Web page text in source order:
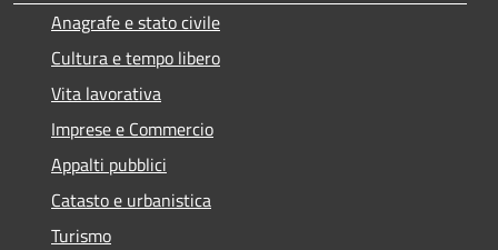
Anagrafe e stato civile
Cultura e tempo libero
Vita lavorativa
Imprese e Commercio
Appalti pubblici
Catasto e urbanistica
Turismo